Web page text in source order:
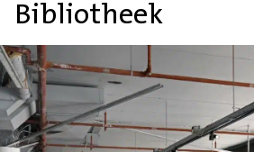
Bibliotheek